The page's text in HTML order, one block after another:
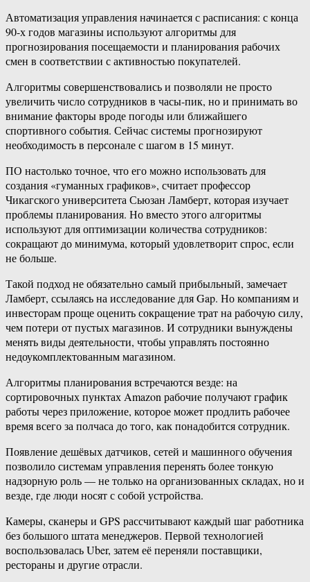
Автоматизация управления начинается с расписания: с конца
90-х годов магазины используют алгоритмы для
прогнозирования посещаемости и планирования рабочих
смен в соответствии с активностью покупателей.
Алгоритмы совершенствовались и позволяли не просто
увеличить число сотрудников в часы-пик, но и принимать во
внимание факторы вроде погоды или ближайшего
спортивного события. Сейчас системы прогнозируют
необходимость в персонале с шагом в 15 минут.
ПО настолько точное, что его можно использовать для
создания «гуманных графиков», считает профессор
Чикагского университета Сьюзан Ламберт, которая изучает
проблемы планирования. Но вместо этого алгоритмы
используют для оптимизации количества сотрудников:
сокращают до минимума, который удовлетворит спрос, если
не больше.
Такой подход не обязательно самый прибыльный, замечает
Ламберт, ссылаясь на исследование для Gap. Но компаниям и
инвесторам проще оценить сокращение трат на рабочую силу,
чем потери от пустых магазинов. И сотрудники вынуждены
менять виды деятельности, чтобы управлять постоянно
недоукомплектованным магазином.
Алгоритмы планирования встречаются везде: на
сортировочных пунктах Amazon рабочие получают график
работы через приложение, которое может продлить рабочее
время всего за полчаса до того, как понадобится сотрудник.
Появление дешёвых датчиков, сетей и машинного обучения
позволило системам управления перенять более тонкую
надзорную роль — не только на организованных складах, но и
везде, где люди носят с собой устройства.
Камеры, сканеры и GPS рассчитывают каждый шаг работника
без большого штата менеджеров. Первой технологией
воспользовалась Uber, затем её переняли поставщики,
рестораны и другие отрасли.